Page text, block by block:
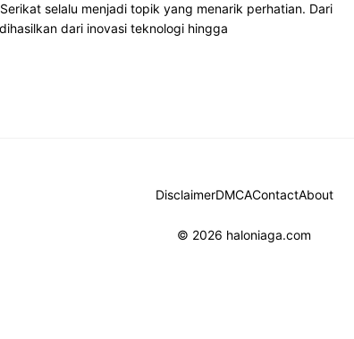
selalu menjadi topik yang menarik perhatian. Dari
dari inovasi teknologi hingga
DisclaimerDMCAContactAbout
© 2026 haloniaga.com